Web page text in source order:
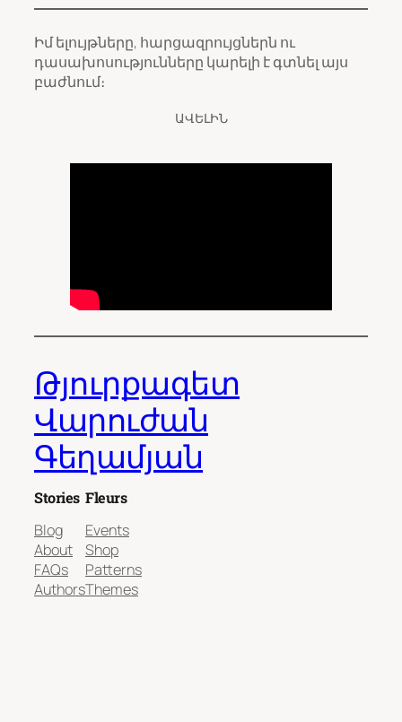
Իմ ելույթները, հարցազրույցներն ու
դասախոսությունները կարելի է գտնել այս
բաժնում։
ԱՎԵԼԻՆ
Թյուրքագետ
Վարուժան
Գեղամյան
Stories
Blog
About
FAQs
Authors
Fleurs
Events
Shop
Patterns
Themes